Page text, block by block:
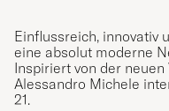
Einflussreich, innovativ
eine absolut moderne
Inspiriert von der
Alessandro Michele
21.